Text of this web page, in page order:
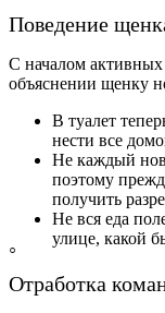
Поведение
С началом активных
объяснении щенку
В туалет
нести все
Не каждый
поэтому
получить
Не вся еда
улице, какой
Отработка